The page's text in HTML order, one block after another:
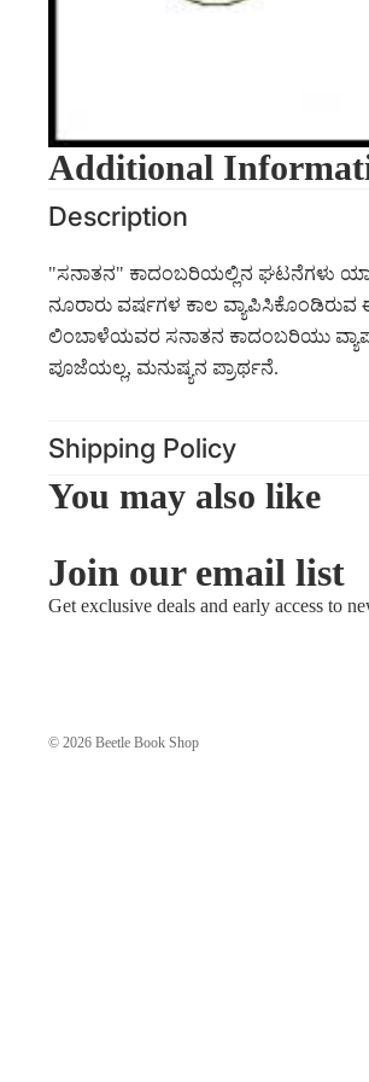
Additional
Description
"ಸನಾತನ" ಕಾದಂಬರಿಯಲ್ಲಿನ ಘಟನೆಗಳು
ನೂರಾರು ವರ್ಷಗಳ ಕಾಲ
ಲಿಂಬಾಳೆಯವರ ಸನಾತನ ಕಾದಂಬರಿಯು
ಪೂಜೆಯಲ್ಲ, ಮನುಷ್ಯನ ಪ್ರಾರ್ಥನೆ.
Shipping Policy
You may also like
Join our email list
Get exclusive deals and early access to
© 2026 Beetle Book Shop